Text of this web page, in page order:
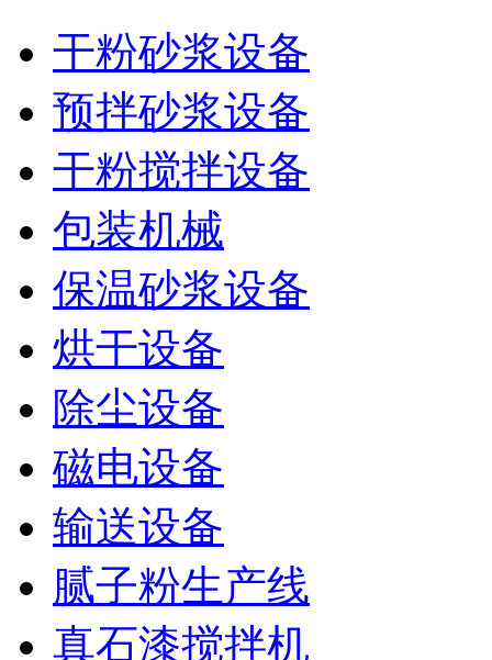
干粉砂浆设备
预拌砂浆设备
干粉搅拌设备
包装机械
保温砂浆设备
烘干设备
除尘设备
磁电设备
输送设备
腻子粉生产线
真石漆搅拌机